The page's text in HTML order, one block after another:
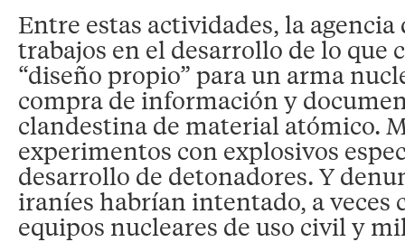
Entre estas actividades, la agencia
trabajos en el desarrollo de lo que
“diseño propio” para un arma
compra de información y
clandestina de material atómico.
experimentos con explosivos
desarrollo de detonadores. Y
iraníes habrían intentado, a veces
equipos nucleares de uso civil y